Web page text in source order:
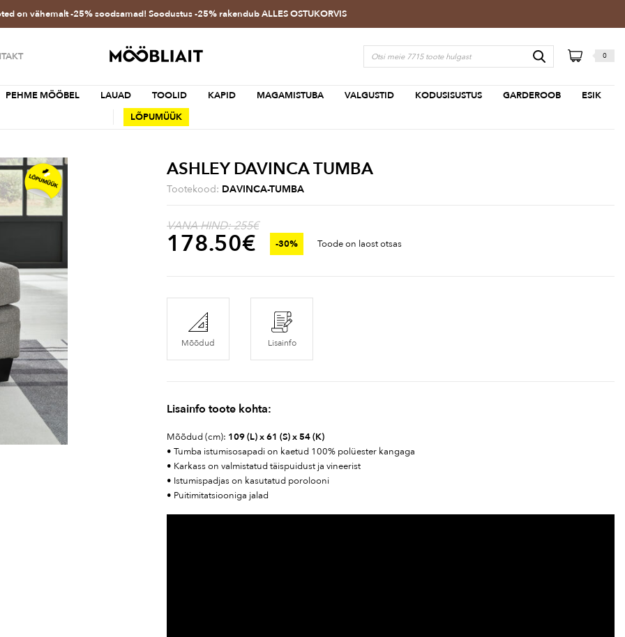
on vähemalt -25% soodsamad! Soodustus -25% rakendub ALLES OSTUKORVIS
0
PEHME MÖÖBEL LAUAD TOOLID KAPID MAGAMISTUBA VALGUSTID KODUSISUSTUS GARDEROOB
ESIK
LÕPUMÜÜK
ASHLEY DAVINCA TUMBA
Tootekood: DAVINCA-TUMBA
VANA HIND: 255€
178.50€ -30% Toode on laost otsas
Mõõdud Lisainfo
Lisainfo toote kohta:
Mõõdud (cm): 109 (L) x 61 (S) x 54 (K)
• Tumba istumisosapadi on kaetud 100% polüester kangaga
• Karkass on valmistatud täispuidust ja vineerist
• Istumispadjas on kasutatud porolooni
• Puitimitatsiooniga jalad